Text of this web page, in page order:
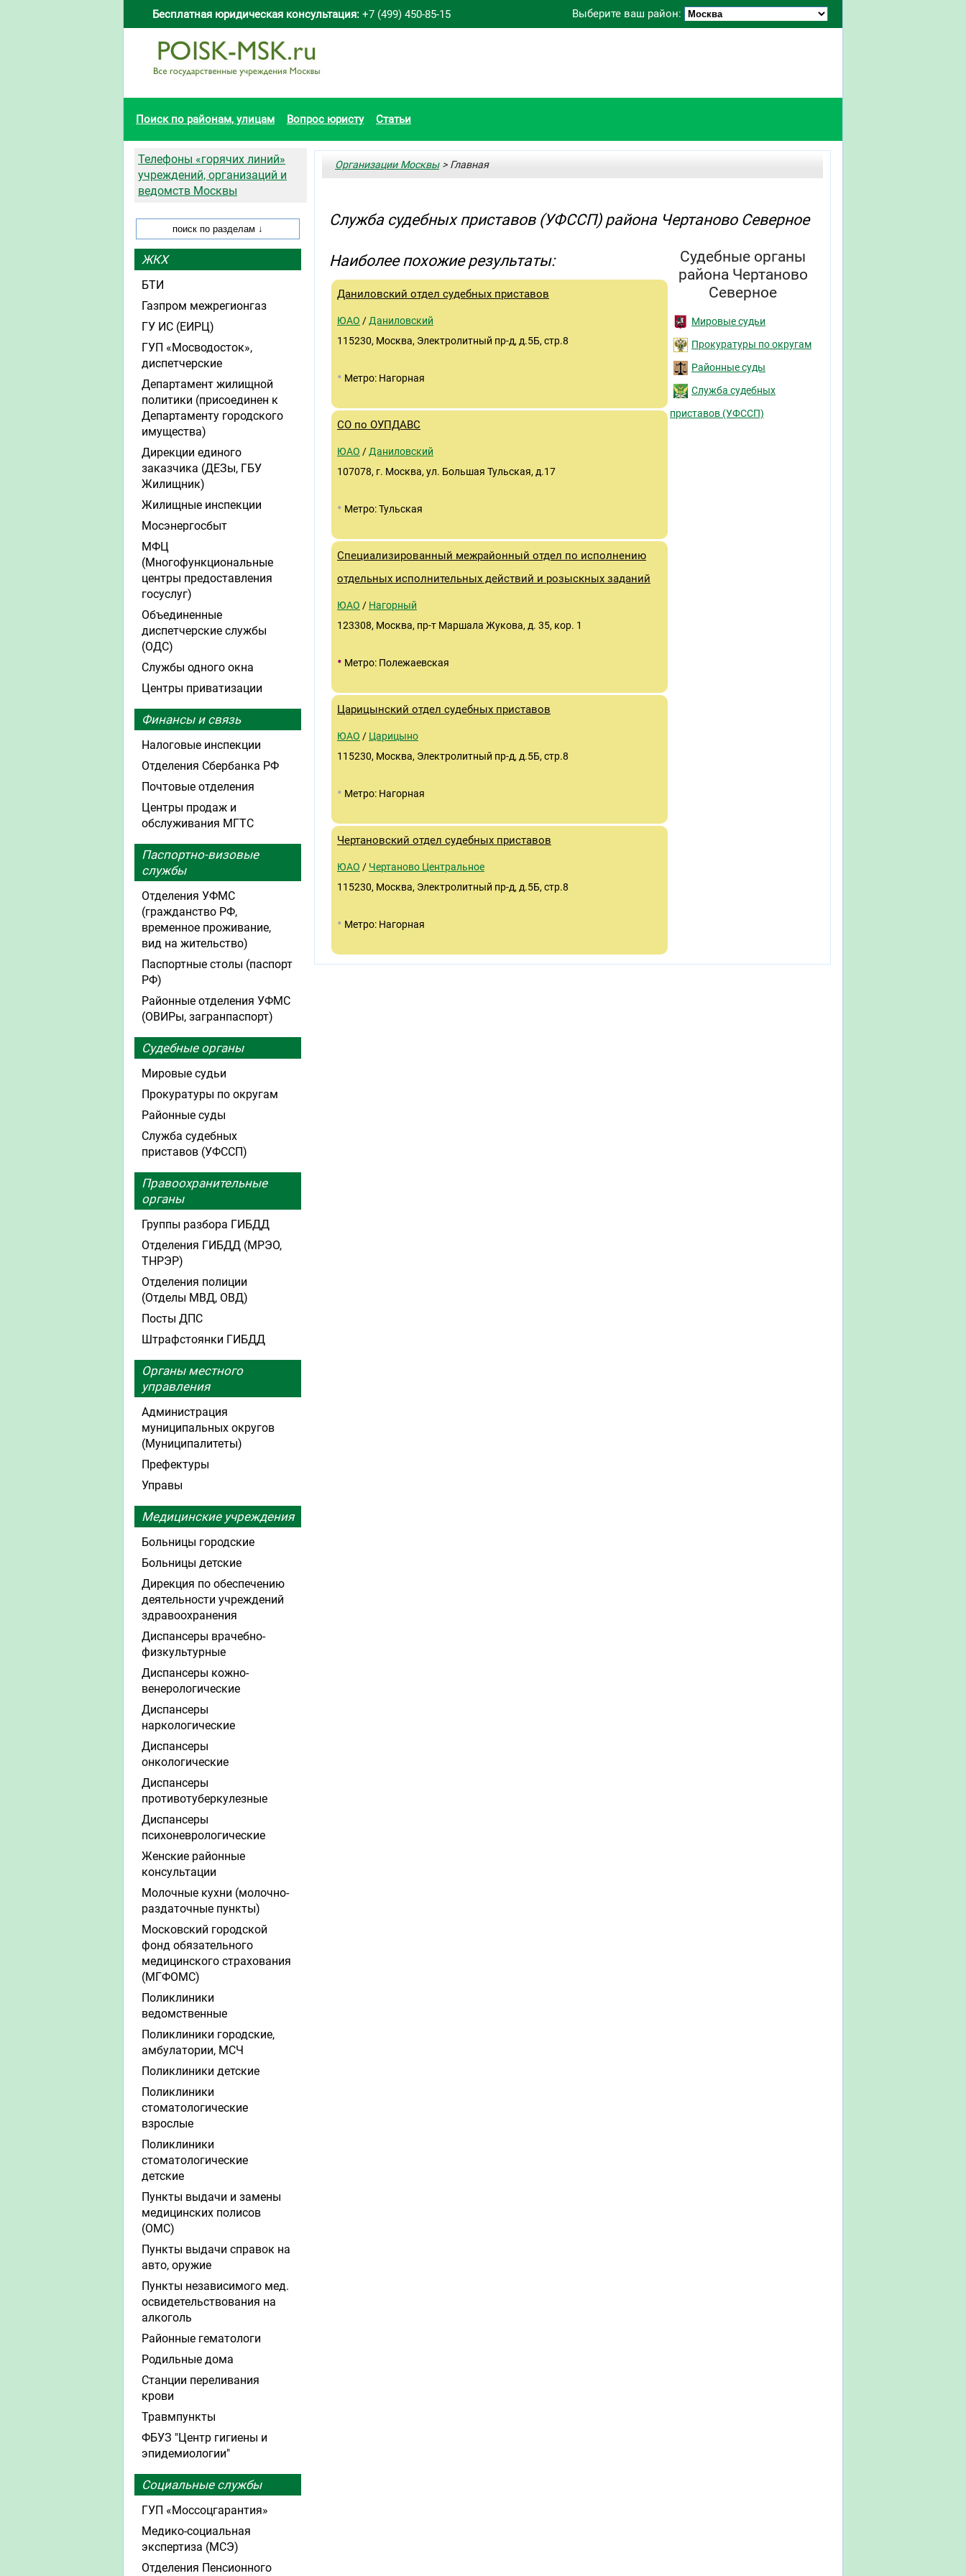
Выберите ваш район:
Бесплатная юридическая консультация: +7 (499) 450-85-15
Поиск по районам, улицам Вопрос юристу Статьи
Организации Москвы> Главная
Служба судебных приставов (УФССП) района Чертаново Северное
Наиболее похожие результаты:
Даниловский отдел судебных приставов
ЮАО / Даниловский
115230, Москва, Электролитный пр-д, д.5Б, стр.8
• Метро: Нагорная
СО по ОУПДАВС
ЮАО / Даниловский
107078, г. Москва, ул. Большая Тульская, д.17
• Метро: Тульская
Специализированный межрайонный отдел по исполнению
отдельных исполнительных действий и розыскных заданий
ЮАО / Нагорный
123308, Москва, пр-т Маршала Жукова, д. 35, кор. 1
• Метро: Полежаевская
Царицынский отдел судебных приставов
ЮАО / Царицыно
115230, Москва, Электролитный пр-д, д.5Б, стр.8
• Метро: Нагорная
Чертановский отдел судебных приставов
ЮАО / Чертаново Центральное
115230, Москва, Электролитный пр-д, д.5Б, стр.8
• Метро: Нагорная
Судебные органы
района Чертаново
Северное
Мировые судьи
Прокуратуры по округам
Районные суды
Служба судебных
приставов (УФССП)
Телефоны «горячих линий»
учреждений, организаций и
ведомств Москвы
ЖКХ
БТИ
Газпром межрегионгаз
ГУ ИС (ЕИРЦ)
ГУП «Мосводосток»,
диспетчерские
Департамент жилищной
политики (присоединен к
Департаменту городского
имущества)
Дирекции единого
заказчика (ДЕЗы, ГБУ
Жилищник)
Жилищные инспекции
Мосэнергосбыт
МФЦ
(Многофункциональные
центры предоставления
госуслуг)
Объединенные
диспетчерские службы
(ОДС)
Службы одного окна
Центры приватизации
Финансы и связь
Налоговые инспекции
Отделения Сбербанка РФ
Почтовые отделения
Центры продаж и
обслуживания МГТС
Паспортно-визовые
службы
Отделения УФМС
(гражданство РФ,
временное проживание,
вид на жительство)
Паспортные столы (паспорт
РФ)
Районные отделения УФМС
(ОВИРы, загранпаспорт)
Судебные органы
Мировые судьи
Прокуратуры по округам
Районные суды
Служба судебных
приставов (УФССП)
Правоохранительные
органы
Группы разбора ГИБДД
Отделения ГИБДД (МРЭО,
ТНРЭР)
Отделения полиции
(Отделы МВД, ОВД)
Посты ДПС
Штрафстоянки ГИБДД
Органы местного
управления
Администрация
муниципальных округов
(Муниципалитеты)
Префектуры
Управы
Медицинские учреждения
Больницы городские
Больницы детские
Дирекция по обеспечению
деятельности учреждений
здравоохранения
Диспансеры врачебно-
физкультурные
Диспансеры кожно-
венерологические
Диспансеры
наркологические
Диспансеры
онкологические
Диспансеры
противотуберкулезные
Диспансеры
психоневрологические
Женские районные
консультации
Молочные кухни (молочно-
раздаточные пункты)
Московский городской
фонд обязательного
медицинского страхования
(МГФОМС)
Поликлиники
ведомственные
Поликлиники городские,
амбулатории, МСЧ
Поликлиники детские
Поликлиники
стоматологические
взрослые
Поликлиники
стоматологические
детские
Пункты выдачи и замены
медицинских полисов
(ОМС)
Пункты выдачи справок на
авто, оружие
Пункты независимого мед.
освидетельствования на
алкоголь
Районные гематологи
Родильные дома
Станции переливания
крови
Травмпункты
ФБУЗ "Центр гигиены и
эпидемиологии"
Социальные службы
ГУП «Моссоцгарантия»
Медико-социальная
экспертиза (МСЭ)
Отделения Пенсионного